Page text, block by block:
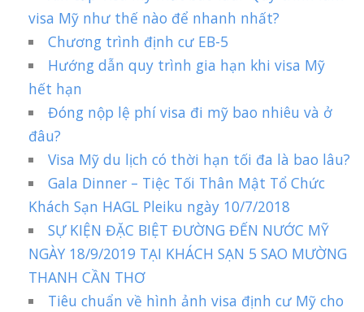
visa Mỹ như thế nào để nhanh nhất?
Chương trình định cư EB-5
Hướng dẫn quy trình gia hạn khi visa Mỹ
hết hạn
Đóng nộp lệ phí visa đi mỹ bao nhiêu và ở
đâu?
Visa Mỹ du lịch có thời hạn tối đa là bao lâu?
Gala Dinner – Tiệc Tối Thân Mật Tổ Chức
Khách Sạn HAGL Pleiku ngày 10/7/2018
SỰ KIỆN ĐẶC BIỆT ĐƯỜNG ĐẾN NƯỚC MỸ
NGÀY 18/9/2019 TẠI KHÁCH SẠN 5 SAO MƯỜNG
THANH CẦN THƠ
Tiêu chuẩn về hình ảnh visa định cư Mỹ cho